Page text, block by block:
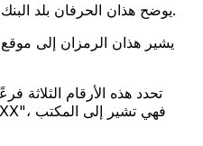
يوضح هذان الحرفان بلد البنك هونج كونج.